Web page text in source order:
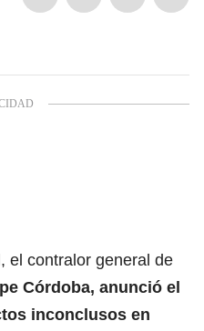
el contralor general de
Córdoba, anunció el
inconclusos en